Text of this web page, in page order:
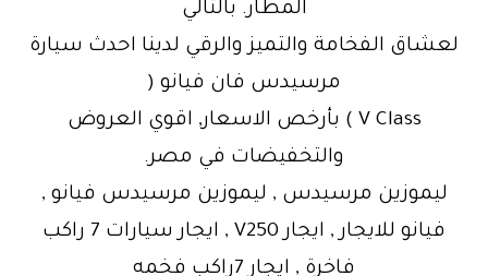
المطار. بالتالي
لعشاق الفخامة والتميز والرقي لدينا احدث سيارة
مرسيدس فان فيانو (
V Class ) بأرخص الاسعار, اقوي العروض
والتخفيضات في مصر.
ليموزين مرسيدس , ليموزين مرسيدس فيانو ,
فيانو للايجار , ايجار V250 , ايجار سيارات 7 راكب
فاخرة , ايجار 7راكب فخمه